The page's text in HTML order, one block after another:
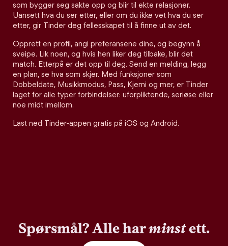
som bygger seg sakte opp og blir til ekte relasjoner.
Uansett hva du ser etter, eller om du ikke vet hva du ser
etter, gir Tinder deg fellesskapet til å finne ut av det.
Opprett en profil, angi preferansene dine, og begynn å
sveipe. Lik noen, og hvis hen liker deg tilbake, blir det
match. Etterpå er det opp til deg. Send en melding, legg
en plan, se hva som skjer. Med funksjoner som
Dobbeldate, Musikkmodus, Pass, Kjemi og mer, er Tinder
laget for alle typer forbindelser: uforpliktende, seriøse eller
noe midt imellom.
Last ned Tinder-appen gratis på iOS og Android.
Spørsmål? Alle harminstett.